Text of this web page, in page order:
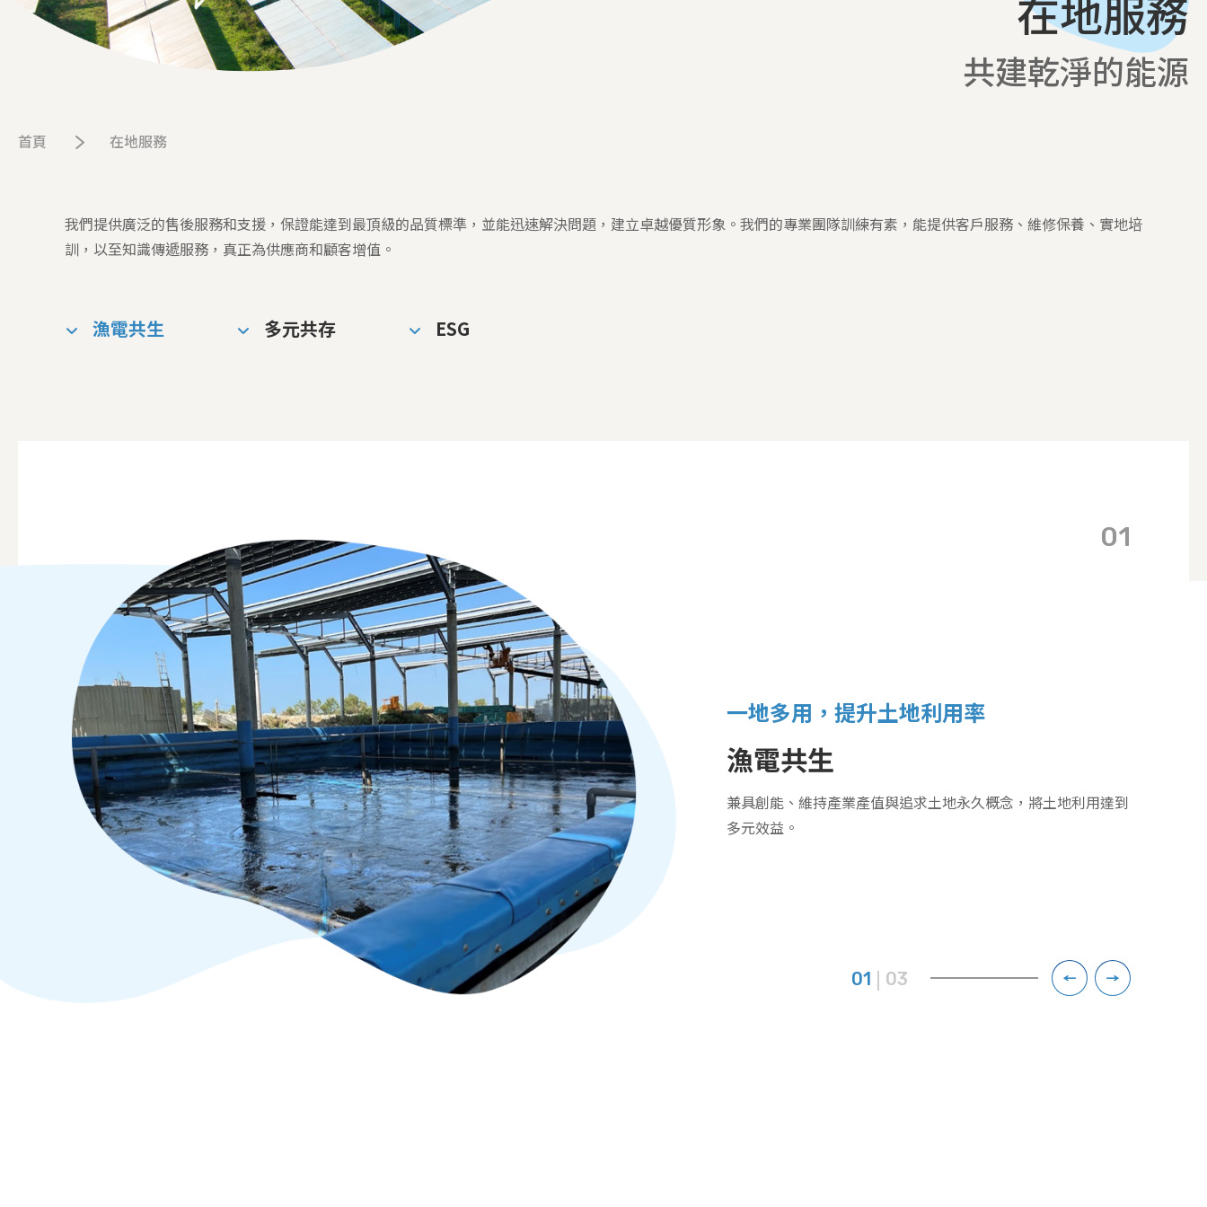
在地服務
共建乾淨的能源
首頁 在地服務
我們提供廣泛的售後服務和支援，保證能達到最頂級的品質標準，並能迅速解決問題，建立卓越優質形象。我們的專業團隊訓練有素，能提供客戶服務、維修保養、實地培
訓，以至知識傳遞服務，真正為供應商和顧客增值。
漁電共生 多元共存 ESG
01
一地多用，提升土地利用率
漁電共生
兼具創能、維持產業產值與追求土地永久概念，將土地利用達到
多元效益。
01 | 03